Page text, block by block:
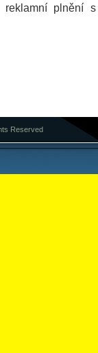
plnění
Reserved